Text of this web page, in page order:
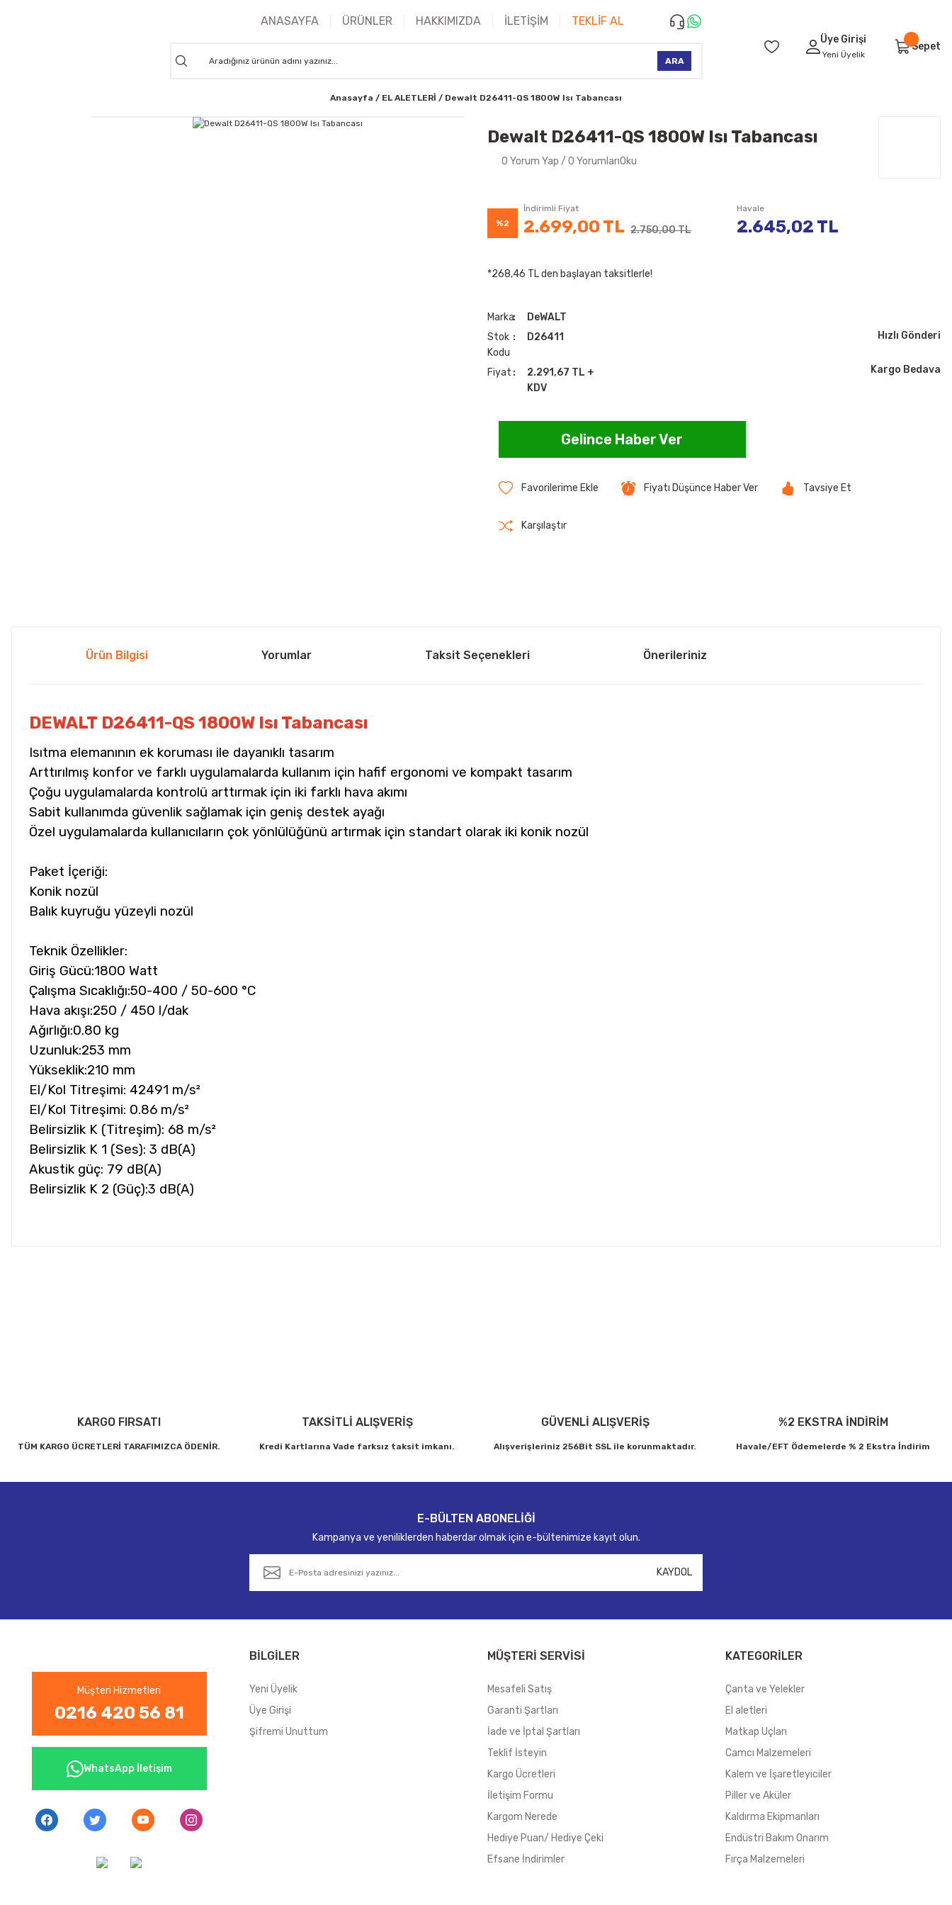
ANASAYFA ÜRÜNLER HAKKIMIZDA İLETİŞİM TEKLİF AL
ARA
Üye Girişi
Yeni Üyelik
Sepet
Anasayfa EL ALETLERİ Dewalt D26411-QS 1800W Isı Tabancası
Dewalt D26411-QS 1800W Isı Tabancası
0 Yorum Yap / 0 YorumlarıOku
%2
İndirimli Fiyat
2.699,00 TL 2.750,00 TL
Havale
2.645,02 TL
*268,46 TL den başlayan taksitlerle!
Marka
DeWALT
Stok
Kodu
D26411
Fiyat
2.291,67 TL +
KDV
Hızlı Gönderi
Kargo Bedava
Gelince Haber Ver
Fiyatı Düşünce Haber Ver Tavsiye Et
Karşılaştır
Ürün Bilgisi Yorumlar Taksit Seçenekleri Önerileriniz
DEWALT D26411-QS 1800W Isı Tabancası
Isıtma elemanının ek koruması ile dayanıklı tasarım
Arttırılmış konfor ve farklı uygulamalarda kullanım için hafif ergonomi ve kompakt tasarım
Çoğu uygulamalarda kontrolü arttırmak için iki farklı hava akımı
Sabit kullanımda güvenlik sağlamak için geniş destek ayağı
Özel uygulamalarda kullanıcıların çok yönlülüğünü artırmak için standart olarak iki konik nozül
Paket İçeriği:
Konik nozül
Balık kuyruğu yüzeyli nozül
Teknik Özellikler:
Giriş Gücü:1800 Watt
Çalışma Sıcaklığı:50-400 / 50-600 °C
Hava akışı:250 / 450 l/dak
Ağırlığı:0.80 kg
Uzunluk:253 mm
Yükseklik:210 mm
El/Kol Titreşimi: 42491 m/s²
El/Kol Titreşimi: 0.86 m/s²
Belirsizlik K (Titreşim): 68 m/s²
Belirsizlik K 1 (Ses): 3 dB(A)
Akustik güç: 79 dB(A)
Belirsizlik K 2 (Güç):3 dB(A)
KARGO FIRSATI
TÜM KARGO ÜCRETLERİ TARAFIMIZCA ÖDENİR.
TAKSİTLİ ALIŞVERİŞ
Kredi Kartlarına Vade farksız taksit imkanı.
GÜVENLİ ALIŞVERİŞ
Alışverişleriniz 256Bit SSL ile korunmaktadır.
%2 EKSTRA İNDİRİM
Havale/EFT Ödemelerde % 2 Ekstra İndirim
E-BÜLTEN ABONELİĞİ
Kampanya ve yeniliklerden haberdar olmak için e-bültenimize kayıt olun.
KAYDOL
Müşteri Hizmetleri
0216 420 56 81
WhatsApp İletişim
BİLGİLER
Yeni Üyelik
Üye Girişi
Şifremi Unuttum
MÜŞTERİ SERVİSİ
Mesafeli Satış
Garanti Şartları
İade ve İptal Şartları
Teklif İsteyin
Kargo Ücretleri
İletişim Formu
Kargom Nerede
Hediye Puan/ Hediye Çeki
Efsane İndirimler
KATEGORİLER
Çanta ve Yelekler
El aletleri
Matkap Uçları
Camcı Malzemeleri
Kalem ve İşaretleyiciler
Piller ve Aküler
Kaldırma Ekipmanları
Endüstri Bakım Onarım
Fırça Malzemeleri